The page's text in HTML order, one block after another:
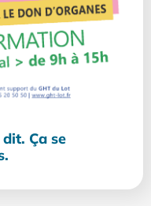
dit. Ça se